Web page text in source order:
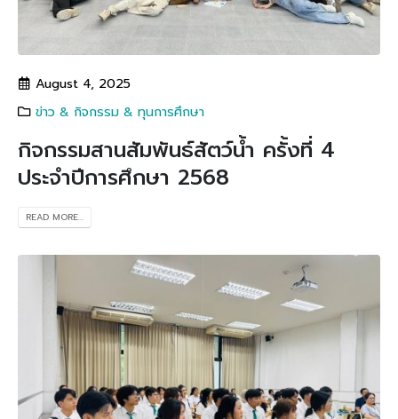
August 4, 2025
ข่าว & กิจกรรม & ทุนการศึกษา
กิจกรรมสานสัมพันธ์สัตว์น้ำ ครั้งที่ 4
ประจำปีการศึกษา 2568
READ MORE...